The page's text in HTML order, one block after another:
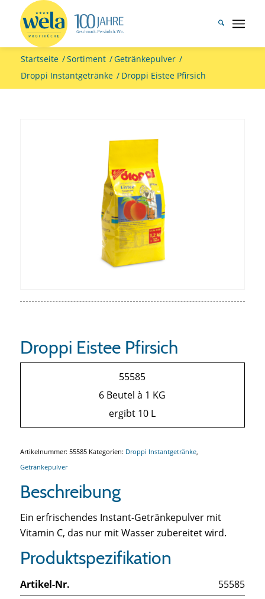
Startseite /Sortiment /Getränkepulver /
Droppi Instantgetränke / Droppi Eistee Pfirsich
Droppi Eistee Pfirsich
55585
6 Beutel à 1 KG
ergibt 10 L
Artikelnummer: 55585 Kategorien: Droppi Instantgetränke,
Getränkepulver
Beschreibung
Ein erfrischendes Instant-Getränkepulver mit
Vitamin C, das nur mit Wasser zubereitet wird.
Produktspezifikation
Artikel-Nr.
55585